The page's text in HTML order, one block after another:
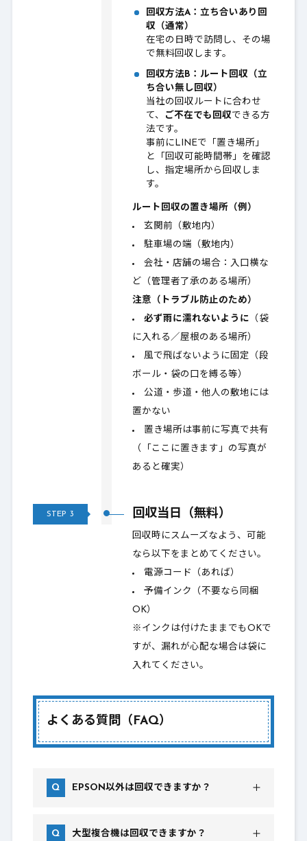
回収方法A：立ち合いあり回
収（通常）
在宅の日時で訪問し、その場
で無料回収します。
回収方法B：ルート回収（立
ち合い無し回収）
当社の回収ルートに合わせ
て、
ご不在でも回収できる方
法です。
事前にLINEで「置き場所」
と「回収可能時間帯」を確認
し、指定場所から回収しま
す。
ルート回収の置き場所（例）
玄関前（敷地内）
駐車場の端（敷地内）
会社・店舗の場合：入口横な
ど（管理者了承のある場所）
注意（トラブル防止のため）
必ず雨に濡れないように （袋
に入れる／屋根のある場所）
風で飛ばないように固定（段
ボール・袋の口を縛る等）
公道・歩道・他人の敷地には
置かない
置き場所は事前に写真で共有
（「ここに置きます」の写真が
あると確実）
STEP 3 回収当日（無料）
回収時にスムーズなよう、可能
なら以下をまとめてください。
電源コード（あれば）
予備インク（不要なら同梱
OK）
※インクは付けたままでもOKで
すが、漏れが心配な場合は袋に
入れてください。
よくある質問（FAQ）
EPSON以外は回収できますか？
大型複合機は回収できますか？